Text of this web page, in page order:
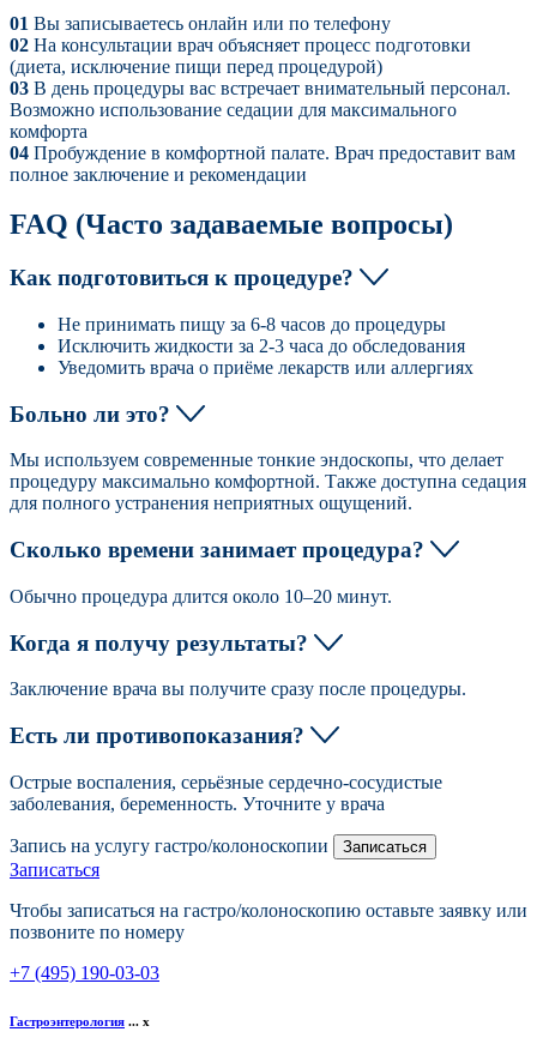
01 Вы записываетесь онлайн или по телефону
02 На консультации врач объясняет процесс подготовки
(диета, исключение пищи перед процедурой)
03 В день процедуры вас встречает внимательный персонал.
Возможно использование седации для максимального
комфорта
04 Пробуждение в комфортной палате. Врач предоставит вам
полное заключение и рекомендации
FAQ (Часто задаваемые вопросы)
Как подготовиться к процедуре?
Не принимать пищу за 6-8 часов до процедуры
Исключить жидкости за 2-3 часа до обследования
Уведомить врача о приёме лекарств или аллергиях
Больно ли это?
Мы используем современные тонкие эндоскопы, что делает
процедуру максимально комфортной. Также доступна седация
для полного устранения неприятных ощущений.
Сколько времени занимает процедура?
Обычно процедура длится около 10–20 минут.
Когда я получу результаты?
Заключение врача вы получите сразу после процедуры.
Есть ли противопоказания?
Острые воспаления, серьёзные сердечно-сосудистые
заболевания, беременность. Уточните у врача
Запись на услугу гастро/колоноскопии Записаться
Записаться
Чтобы записаться на гастро/колоноскопию оставьте заявку или
позвоните по номеру
+7 (495) 190-03-03
Гастроэнтерология ... x